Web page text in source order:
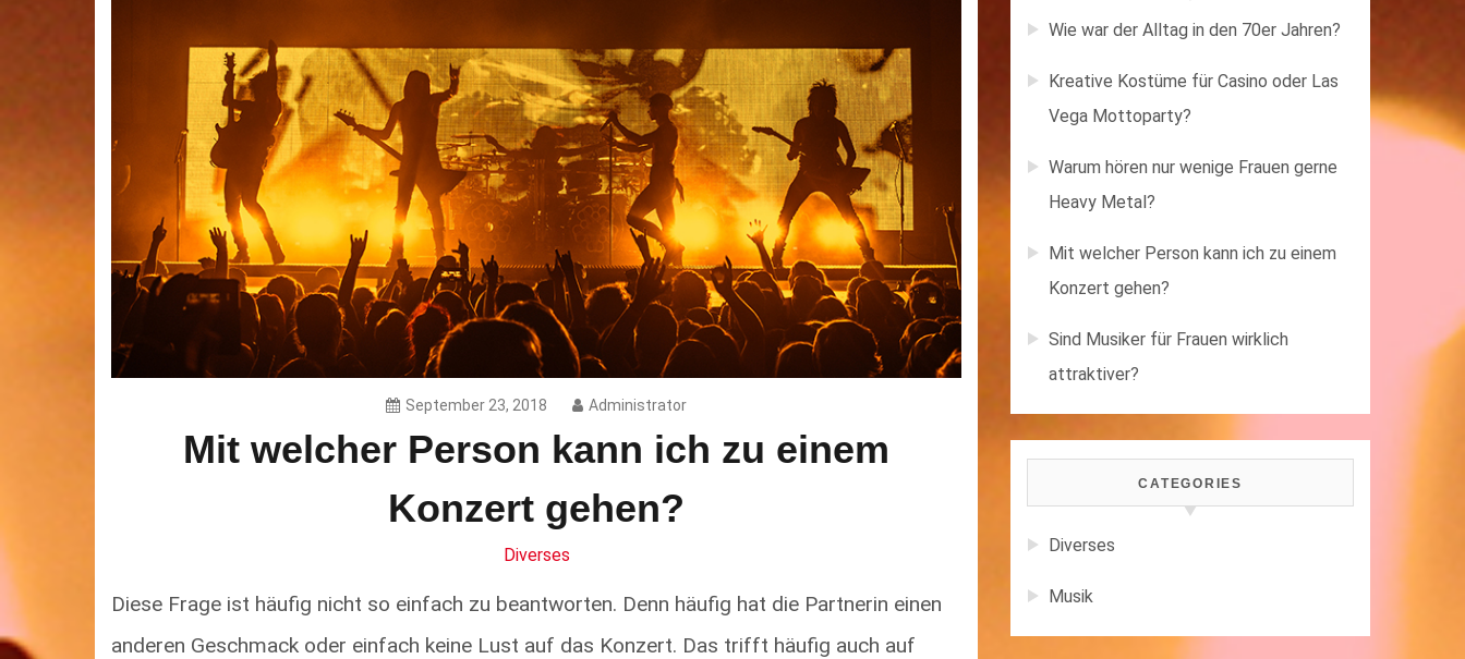
September 23, 2018 Administrator
Mit welcher Person kann ich zu einem
Konzert gehen?
Diverses
Diese Frage ist häufig nicht so einfach zu beantworten. Denn häufig hat die Partnerin einen
anderen Geschmack oder einfach keine Lust auf das Konzert. Das trifft häufig auch auf
Wie war der Alltag in den 70er Jahren?
Kreative Kostüme für Casino oder Las
Vega Mottoparty?
Warum hören nur wenige Frauen gerne
Heavy Metal?
Mit welcher Person kann ich zu einem
Konzert gehen?
Sind Musiker für Frauen wirklich
attraktiver?
CATEGORIES
Diverses
Musik